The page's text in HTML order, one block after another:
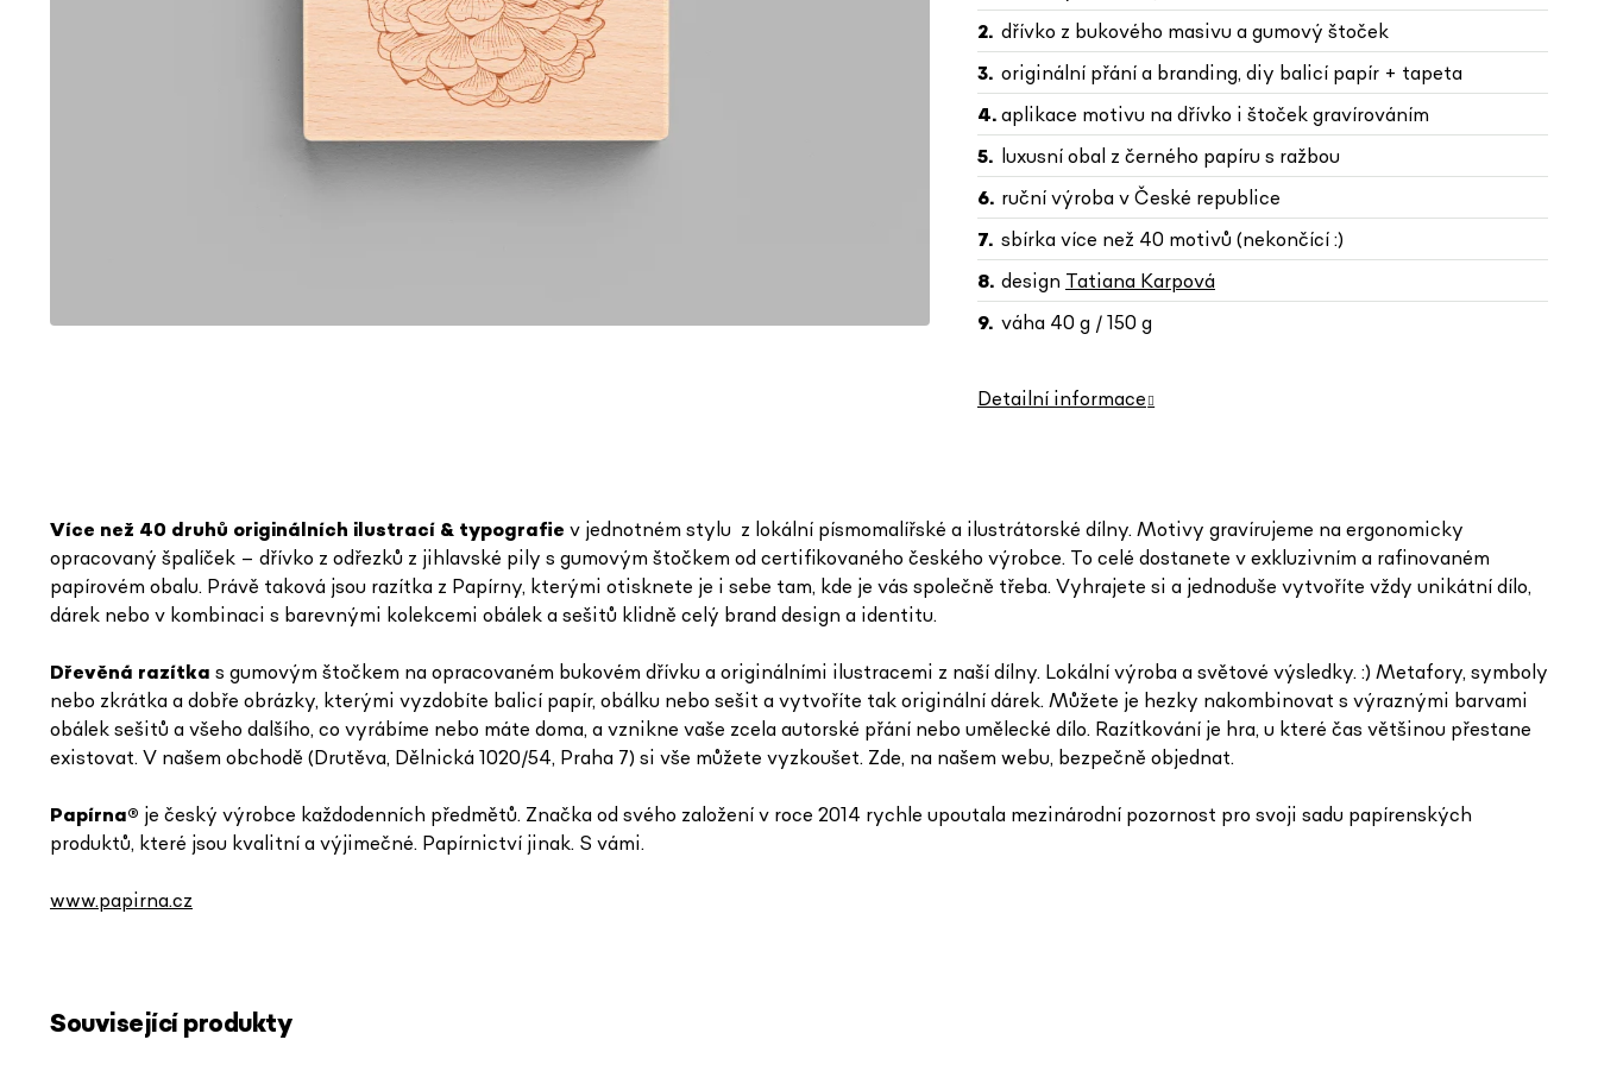
dřívko z bukového masivu a gumový štoček
originální přání a branding, diy balicí papír + tapeta
aplikace motivu na dřívko i štoček gravírováním
luxusní obal z černého papíru s ražbou
ruční výroba v České republice
sbírka více než 40 motivů (nekončící :)
design Tatiana Karpová
váha 40 g / 150 g
Detailní informace
Související produkty
Více než 40 druhů originálních ilustrací & typografie v jednotném stylu z lokální písmomalířské a ilustrátorské dílny. Motivy gravírujeme na ergonomicky
opracovaný špalíček – dřívko z odřezků z jihlavské pily s gumovým štočkem od certifikovaného českého výrobce. To celé dostanete v exkluzivním a rafinovaném
papírovém obalu. Právě taková jsou razítka z Papírny, kterými otisknete je i sebe tam, kde je vás společně třeba. Vyhrajete si a jednoduše vytvoříte vždy unikátní dílo,
dárek nebo v kombinaci s barevnými kolekcemi obálek a sešitů klidně celý brand design a identitu.
Dřevěná razítka s gumovým štočkem na opracovaném bukovém dřívku a originálními ilustracemi z naší dílny. Lokální výroba a světové výsledky. :) Metafory, symboly
nebo zkrátka a dobře obrázky, kterými vyzdobíte balicí papír, obálku nebo sešit a vytvoříte tak originální dárek. Můžete je hezky nakombinovat s výraznými barvami
obálek sešitů a všeho dalšího, co vyrábíme nebo máte doma, a vznikne vaše zcela autorské přání nebo umělecké dílo. Razítkování je hra, u které čas většinou přestane
existovat. V našem obchodě (Drutěva, Dělnická 1020/54, Praha 7) si vše můžete vyzkoušet. Zde, na našem webu, bezpečně objednat.
Papírna® je český výrobce každodenních předmětů. Značka od svého založení v roce 2014 rychle upoutala mezinárodní pozornost pro svoji sadu papírenských
produktů, které jsou kvalitní a výjimečné. Papírnictví jinak. S vámi.
www.papirna.cz